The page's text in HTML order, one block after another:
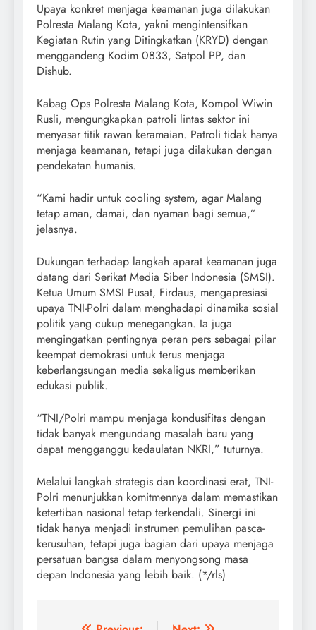
Upaya konkret menjaga keamanan juga dilakukan
Polresta Malang Kota, yakni mengintensifkan
Kegiatan Rutin yang Ditingkatkan (KRYD) dengan
menggandeng Kodim 0833, Satpol PP, dan
Dishub.
Kabag Ops Polresta Malang Kota, Kompol Wiwin
Rusli, mengungkapkan patroli lintas sektor ini
menyasar titik rawan keramaian. Patroli tidak hanya
menjaga keamanan, tetapi juga dilakukan dengan
pendekatan humanis.
“Kami hadir untuk cooling system, agar Malang
tetap aman, damai, dan nyaman bagi semua,”
jelasnya.
Dukungan terhadap langkah aparat keamanan juga
datang dari Serikat Media Siber Indonesia (SMSI).
Ketua Umum SMSI Pusat, Firdaus, mengapresiasi
upaya TNI-Polri dalam menghadapi dinamika sosial
politik yang cukup menegangkan. Ia juga
mengingatkan pentingnya peran pers sebagai pilar
keempat demokrasi untuk terus menjaga
keberlangsungan media sekaligus memberikan
edukasi publik.
“TNI/Polri mampu menjaga kondusifitas dengan
tidak banyak mengundang masalah baru yang
dapat mengganggu kedaulatan NKRI,” tuturnya.
Melalui langkah strategis dan koordinasi erat, TNI-
Polri menunjukkan komitmennya dalam memastikan
ketertiban nasional tetap terkendali. Sinergi ini
tidak hanya menjadi instrumen pemulihan pasca-
kerusuhan, tetapi juga bagian dari upaya menjaga
persatuan bangsa dalam menyongsong masa
depan Indonesia yang lebih baik. (*/rls)